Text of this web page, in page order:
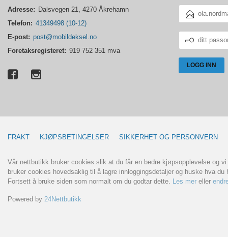
Adresse: Dalsvegen 21, 4270 Åkrehamn
Telefon: 41349498 (10-12)
E-post: post@mobildeksel.no
Foretaksregisteret: 919 752 351 mva
POSTADRESSE
PASSORD
FRAKT KJØPSBETINGELSER SIKKERHET OG PERSONVERN
Vår nettbutikk bruker cookies slik at du får en bedre kjøpsopplevelse og
bruker cookies hovedsaklig til å lagre innloggingsdetaljer og huske hva du
Fortsett å bruke siden som normalt om du godtar dette.
Les mer eller
Powered by 24Nettbutikk